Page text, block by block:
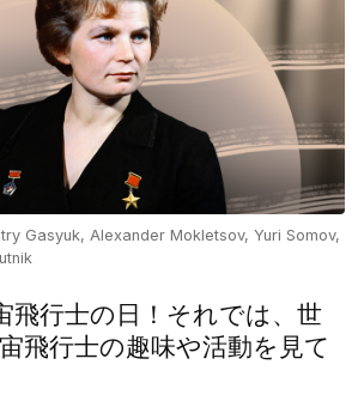
Gasyuk, Alexander Mokletsov, Yuri Somov,
飛行士の日！それでは、世
飛行士の趣味や活動を見て